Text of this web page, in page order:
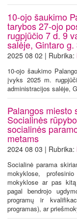
10-ojo šaukimo
tarybos 27-ojo
rugpjūčio 7 d. 9
salėje, Gintaro
2025 08 02 | Rubrika:
10-ojo šaukimo
įvyks 2025 m.
administracijos salėje,
Palangos miesto
Socialinės
socialinės
metams
2024 08 03 | Rubrika:
Socialinė parama
mokyklose,
mokyklose ar pas
pagal bendrojo
programų ir
programas), ar